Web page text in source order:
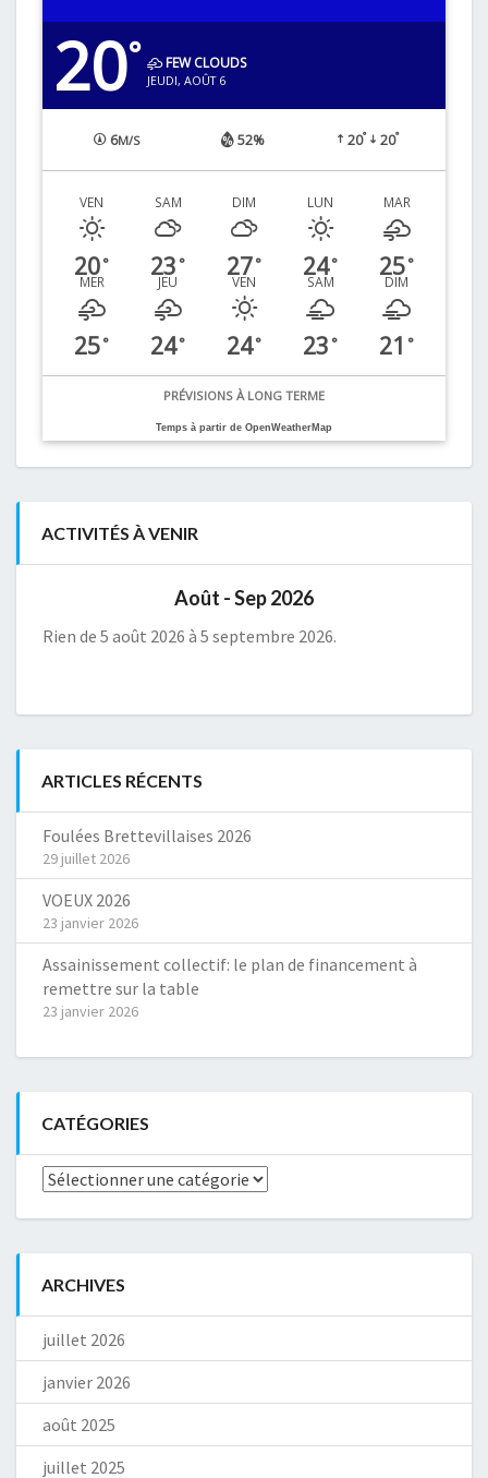
20° FEW CLOUDS
JEUDI, AOÛT 6
6M/S 52% 20° 20°
VEN
20°
SAM
23 °
DIM
27°
LUN
24°
MAR
25°
MER
25°
JEU
24°
VEN
24°
SAM
23 °
DIM
21 °
PRÉVISIONS À LONG TERME
Temps à partir de OpenWeatherMap
ACTIVITÉS À VENIR
Août - Sep 2026
Rien de 5 août 2026 à 5 septembre 2026.
ARTICLES RÉCENTS
Foulées Brettevillaises 2026
29 juillet 2026
VOEUX 2026
23 janvier 2026
Assainissement collectif: le plan de financement à
remettre sur la table
23 janvier 2026
CATÉGORIES
Catégories
ARCHIVES
juillet 2026
janvier 2026
août 2025
juillet 2025